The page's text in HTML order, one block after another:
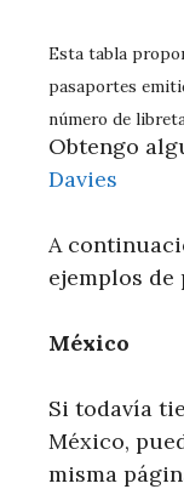
Esta tabla
pasaportes
número de
Obtengo
Davies
A
ejemplos de
México
Si todavía
México,
misma